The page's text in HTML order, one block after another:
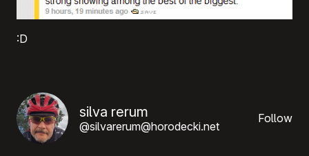
:D
silva rerum
@silvarerum@horodecki.net
Follow